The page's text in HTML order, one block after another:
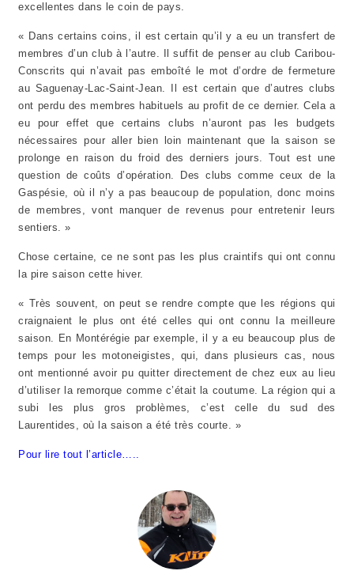
excellentes dans le coin de pays.
« Dans certains coins, il est certain qu’il y a eu un transfert de
membres d’un club à l’autre. Il suffit de penser au club Caribou-
Conscrits qui n’avait pas emboîté le mot d’ordre de fermeture
au Saguenay-Lac-Saint-Jean. Il est certain que d’autres clubs
ont perdu des membres habituels au profit de ce dernier. Cela a
eu pour effet que certains clubs n’auront pas les budgets
nécessaires pour aller bien loin maintenant que la saison se
prolonge en raison du froid des derniers jours. Tout est une
question de coûts d’opération. Des clubs comme ceux de la
Gaspésie, où il n’y a pas beaucoup de population, donc moins
de membres, vont manquer de revenus pour entretenir leurs
sentiers. »
Chose certaine, ce ne sont pas les plus craintifs qui ont connu
la pire saison cette hiver.
« Très souvent, on peut se rendre compte que les régions qui
craignaient le plus ont été celles qui ont connu la meilleure
saison. En Montérégie par exemple, il y a eu beaucoup plus de
temps pour les motoneigistes, qui, dans plusieurs cas, nous
ont mentionné avoir pu quitter directement de chez eux au lieu
d’utiliser la remorque comme c’était la coutume. La région qui a
subi les plus gros problèmes, c’est celle du sud des
Laurentides, où la saison a été très courte. »
Pour lire tout l’article…..